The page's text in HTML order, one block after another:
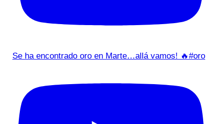
Se ha encontrado oro en Marte…allá vamos! 🔥#oro